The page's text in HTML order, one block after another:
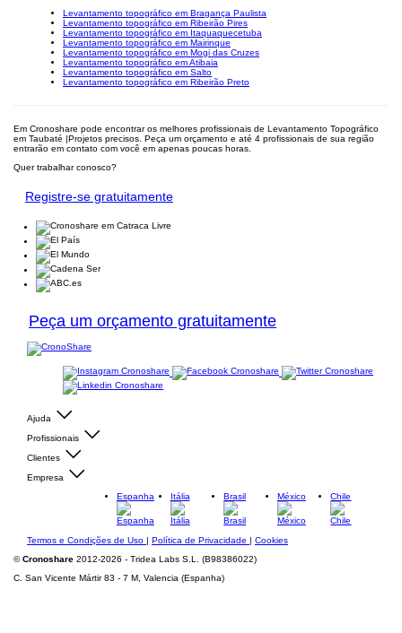
Levantamento topográfico em Bragança Paulista
Levantamento topográfico em Ribeirão Pires
Levantamento topográfico em Itaquaquecetuba
Levantamento topográfico em Mairinque
Levantamento topográfico em Mogi das Cruzes
Levantamento topográfico em Atibaia
Levantamento topográfico em Salto
Levantamento topográfico em Ribeirão Preto
Em Cronoshare pode encontrar os melhores profissionais de Levantamento Topográfico
em Taubaté |Projetos precisos. Peça um orçamento e até 4 profissionais de sua região
entrarão em contato com você em apenas poucas horas.
Quer trabalhar conosco?
Registre-se gratuitamente
Peça um orçamento gratuitamente
Ajuda
Profissionais
Clientes
Empresa
Espanha
Itália Brasil México Chile
Termos e Condições de Uso | Política de Privacidade | Cookies
©Cronoshare 2012-2026 - Tridea Labs S.L. (B98386022)
C. San Vicente Mártir 83 - 7 M, Valencia (Espanha)